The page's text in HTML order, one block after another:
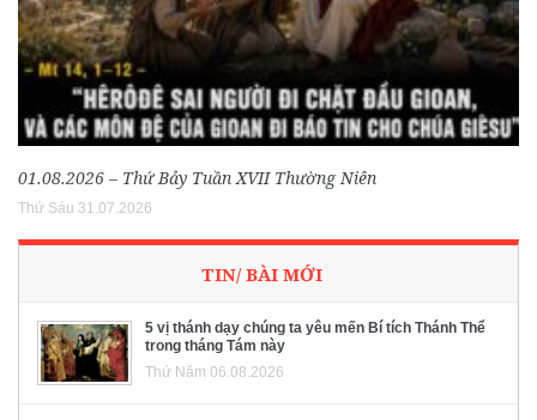
01.08.2026 – Thứ Bảy Tuần XVII Thường Niên
Thứ Sáu 31.07.2026
TIN/ BÀI MỚI
5 vị thánh dạy chúng ta yêu mến Bí tích Thánh Thể
trong tháng Tám này
Thứ Năm 06.08.2026